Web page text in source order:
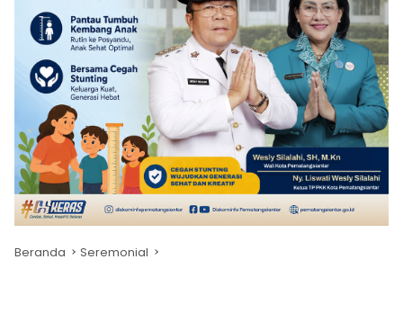
Beranda Seremonial